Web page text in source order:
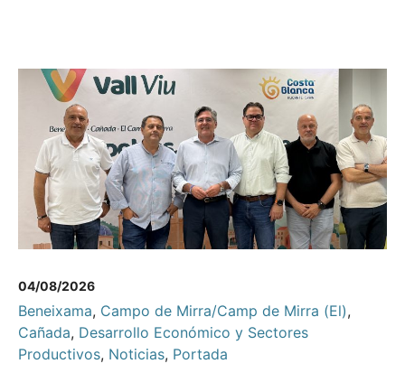
04/08/2026
Beneixama, Campo de Mirra/Camp de Mirra (El),
Cañada, Desarrollo Económico y Sectores
Productivos, Noticias, Portada